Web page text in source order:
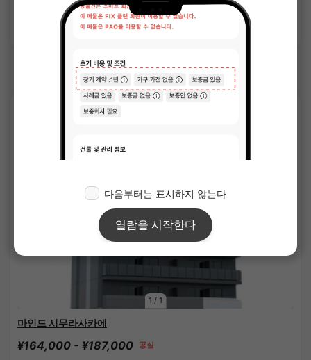
상세 보기
ＪＲ사이쿄선의 쉐어하우스
1 / 1
마인드 시무라사카에
¥164,000 - ¥187,000 공실